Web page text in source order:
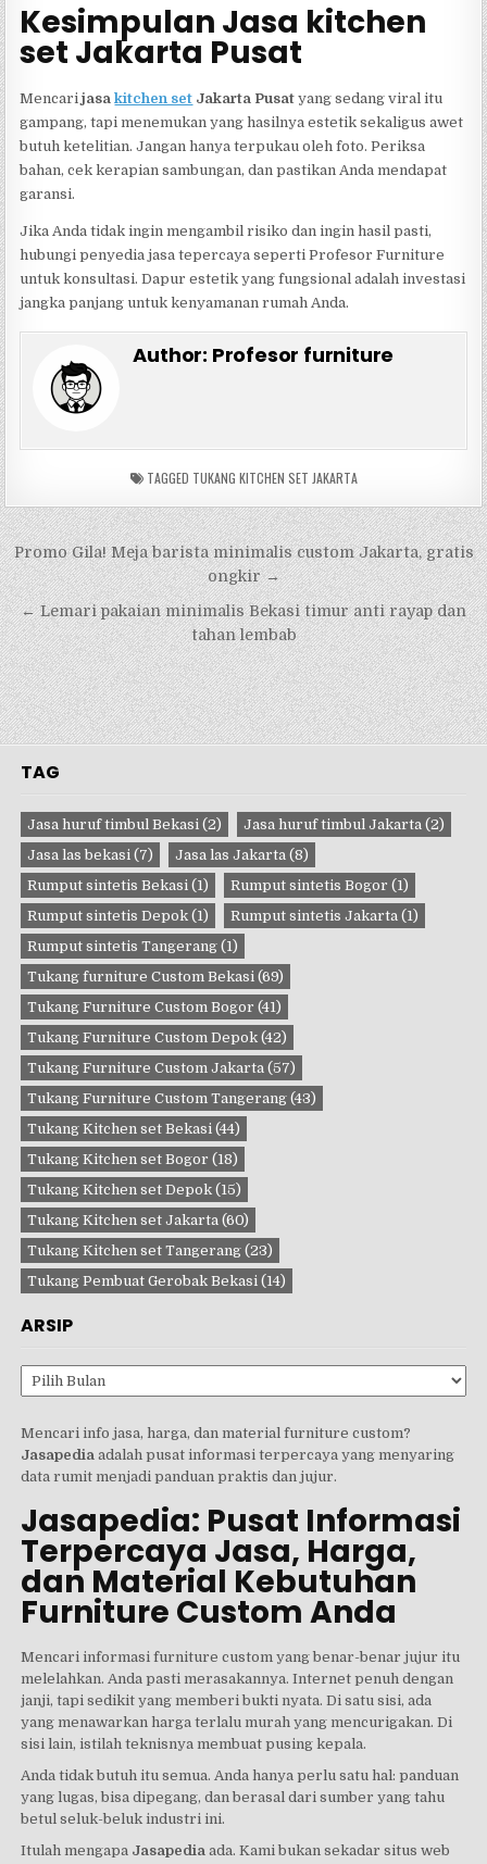
Kesimpulan Jasa kitchen
set Jakarta Pusat
Mencarijasakitchen set Jakarta Pusat yang sedang viral itu
gampang, tapi menemukan yang hasilnya estetik sekaligus awet
butuh ketelitian. Jangan hanya terpukau oleh foto. Periksa
bahan, cek kerapian sambungan, dan pastikan Anda mendapat
garansi.
Jika Anda tidak ingin mengambil risiko dan ingin hasil pasti,
hubungi penyedia jasa tepercaya seperti Profesor Furniture
untuk konsultasi. Dapur estetik yang fungsional adalah investasi
jangka panjang untuk kenyamanan rumah Anda.
Author: Profesor furniture
TAGGED TUKANG KITCHEN SET JAKARTA
Navigasi
pos
Promo Gila! Meja barista minimalis custom Jakarta, gratis
ongkir →
← Lemari pakaian minimalis Bekasi timur anti rayap dan
tahan lembab
TAG
Jasa huruf timbul Bekasi (2) Jasa huruf timbul Jakarta (2)
Jasa las bekasi (7) Jasa las Jakarta (8)
Rumput sintetis Bekasi (1) Rumput sintetis Bogor (1)
Rumput sintetis Depok (1) Rumput sintetis Jakarta (1)
Rumput sintetis Tangerang (1)
Tukang furniture Custom Bekasi (69)
Tukang Furniture Custom Bogor (41)
Tukang Furniture Custom Depok (42)
Tukang Furniture Custom Jakarta (57)
Tukang Furniture Custom Tangerang (43)
Tukang Kitchen set Bekasi (44)
Tukang Kitchen set Bogor (18)
Tukang Kitchen set Depok (15)
Tukang Kitchen set Jakarta (60)
Tukang Kitchen set Tangerang (23)
Tukang Pembuat Gerobak Bekasi (14)
ARSIP
Arsip
Mencari info jasa, harga, dan material furniture custom?
Jasapedia adalah pusat informasi terpercaya yang menyaring
data rumit menjadi panduan praktis dan jujur.
Jasapedia: Pusat Informasi
Terpercaya Jasa, Harga,
dan Material Kebutuhan
Furniture Custom Anda
Mencari informasi furniture custom yang benar-benar jujur itu
melelahkan. Anda pasti merasakannya. Internet penuh dengan
janji, tapi sedikit yang memberi bukti nyata. Di satu sisi, ada
yang menawarkan harga terlalu murah yang mencurigakan. Di
sisi lain, istilah teknisnya membuat pusing kepala.
Anda tidak butuh itu semua. Anda hanya perlu satu hal: panduan
yang lugas, bisa dipegang, dan berasal dari sumber yang tahu
betul seluk-beluk industri ini.
Itulah mengapa Jasapedia ada. Kami bukan sekadar situs web